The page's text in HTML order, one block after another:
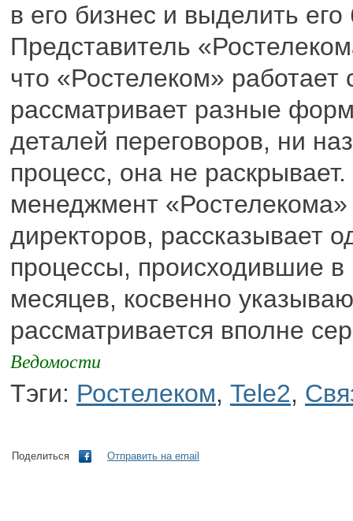
в его бизнес и выделить
Представитель
что «Ростелеком»
рассматривает разные
деталей переговоров, ни
процесс, она не
менеджмент
директоров, рассказывает
процессы, происходившие в
месяцев, косвенно
рассматривается вполне
Ведомости
Тэги: Ростелеком, Tele2,
Поделиться Отправить на email